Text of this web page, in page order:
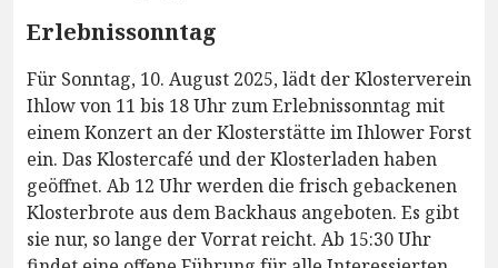
Erlebnissonntag
Für Sonntag, 10. August 2025, lädt der Klosterverein
Ihlow von 11 bis 18 Uhr zum Erlebnissonntag mit
einem Konzert an der Klosterstätte im Ihlower Forst
ein. Das Klostercafé und der Klosterladen haben
geöffnet. Ab 12 Uhr werden die frisch gebackenen
Klosterbrote aus dem Backhaus angeboten. Es gibt
sie nur, so lange der Vorrat reicht. Ab 15:30 Uhr